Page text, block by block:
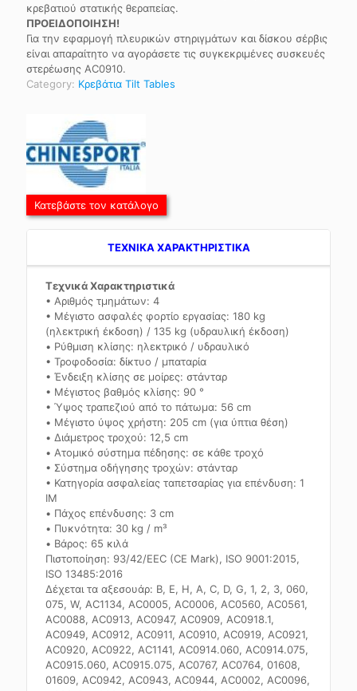
κρεβατιού στατικής θεραπείας.
ΠΡΟΕΙΔΟΠΟΙΗΣΗ!
Για την εφαρμογή πλευρικών στηριγμάτων και δίσκου σέρβις
είναι απαραίτητο να αγοράσετε τις συγκεκριμένες συσκευές
στερέωσης AC0910.
Category: Κρεβάτια Tilt Tables
Κατεβάστε τον κατάλογο
TEXNIKA ΧΑΡΑΚΤΗΡΙΣΤΙΚΑ
Τεχνικά Χαρακτηριστικά
• Αριθμός τμημάτων: 4
• Μέγιστο ασφαλές φορτίο εργασίας: 180 kg
(ηλεκτρική έκδοση) / 135 kg (υδραυλική έκδοση)
• Ρύθμιση κλίσης: ηλεκτρικό / υδραυλικό
• Τροφοδοσία: δίκτυο / μπαταρία
• Ένδειξη κλίσης σε μοίρες: στάνταρ
• Μέγιστος βαθμός κλίσης: 90 °
• Ύψος τραπεζιού από το πάτωμα: 56 cm
• Μέγιστο ύψος χρήστη: 205 cm (για ύπτια θέση)
• Διάμετρος τροχού: 12,5 cm
• Ατομικό σύστημα πέδησης: σε κάθε τροχό
• Σύστημα οδήγησης τροχών: στάνταρ
• Κατηγορία ασφαλείας ταπετσαρίας για επένδυση: 1
IM
• Πάχος επένδυσης: 3 cm
• Πυκνότητα: 30 kg / m³
• Βάρος: 65 κιλά
Πιστοποίηση: 93/42/EEC (CE Mark), ISO 9001:2015,
ISO 13485:2016
Δέχεται τα αξεσουάρ: Β, Ε, Η, Α, C, D, G, 1, 2, 3, 060,
075, W, AC1134, AC0005, AC0006, AC0560, AC0561,
AC0088, AC0913, AC0947, AC0909, AC0918.1,
AC0949, AC0912, AC0911, AC0910, AC0919, AC0921,
AC0920, AC0922, AC1141, AC0914.060, AC0914.075,
AC0915.060, AC0915.075, AC0767, AC0764, 01608,
01609, AC0942, AC0943, AC0944, AC0002, AC0096,